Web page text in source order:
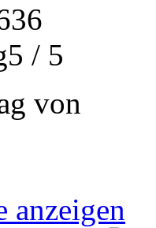
/ 5
von
anzeigen